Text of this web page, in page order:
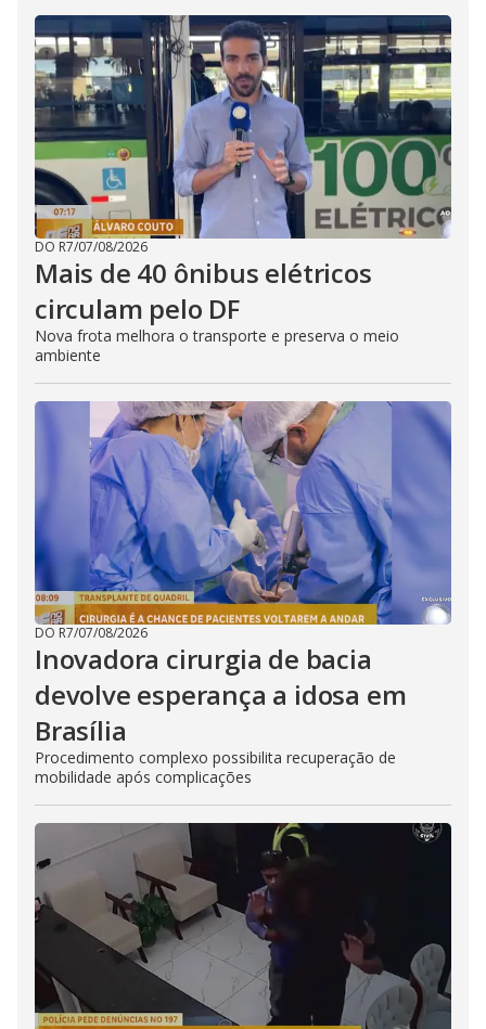
DO R7/07/08/2026
Mais de 40 ônibus elétricos
circulam pelo DF
Nova frota melhora o transporte e preserva o meio
ambiente
DO R7/07/08/2026
Inovadora cirurgia de bacia
devolve esperança a idosa em
Brasília
Procedimento complexo possibilita recuperação de
mobilidade após complicações